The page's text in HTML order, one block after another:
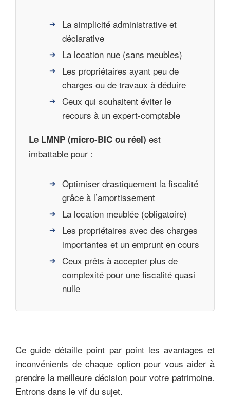
La simplicité administrative et
déclarative
La location nue (sans meubles)
Les propriétaires ayant peu de
charges ou de travaux à déduire
Ceux qui souhaitent éviter le
recours à un expert-comptable
Le LMNP (micro-BIC ou réel) est
imbattable pour :
Optimiser drastiquement la fiscalité
grâce à l’amortissement
La location meublée (obligatoire)
Les propriétaires avec des charges
importantes et un emprunt en cours
Ceux prêts à accepter plus de
complexité pour une fiscalité quasi
nulle
Ce guide détaille point par point les avantages et
inconvénients de chaque option pour vous aider à
prendre la meilleure décision pour votre patrimoine.
Entrons dans le vif du sujet.